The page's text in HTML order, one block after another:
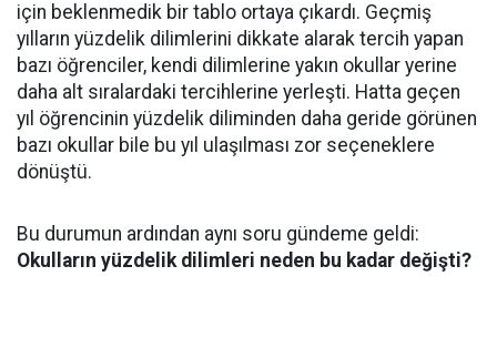
için beklenmedik bir tablo ortaya çıkardı. Geçmiş
yılların yüzdelik dilimlerini dikkate alarak tercih yapan
bazı öğrenciler, kendi dilimlerine yakın okullar yerine
daha alt sıralardaki tercihlerine yerleşti. Hatta geçen
yıl öğrencinin yüzdelik diliminden daha geride görünen
bazı okullar bile bu yıl ulaşılması zor seçeneklere
dönüştü.
Bu durumun ardından aynı soru gündeme geldi:
Okulların yüzdelik dilimleri neden bu kadar değişti?